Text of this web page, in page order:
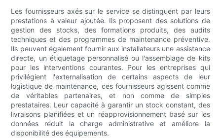
Les fournisseurs axés sur le service se distinguent par leurs
prestations à valeur ajoutée. Ils proposent des solutions de
gestion des stocks, des formations produits, des audits
techniques et des programmes de maintenance préventive.
Ils peuvent également fournir aux installateurs une assistance
directe, un étiquetage personnalisé ou l'assemblage de kits
pour les interventions courantes. Pour les entreprises qui
privilégient l'externalisation de certains aspects de leur
logistique de maintenance, ces fournisseurs agissent comme
de véritables partenaires, et non comme de simples
prestataires. Leur capacité à garantir un stock constant, des
livraisons planifiées et un réapprovisionnement basé sur les
données réduit la charge administrative et améliore la
disponibilité des équipements.